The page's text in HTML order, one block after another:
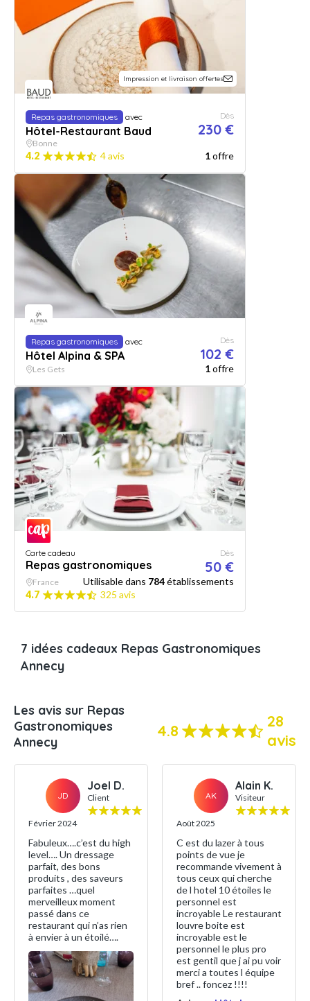
Impression et livraison offertes
Repas gastronomiques avec
Hôtel-Restaurant Baud
Dès
230 €
Bonne
4.2 4 avis 1offre
Repas gastronomiques avec
Hôtel Alpina & SPA
Dès
102 €
Les Gets 1offre
Carte cadeau
Repas gastronomiques
Dès
50 €
France Utilisable dans 784établissements
4.7
325 avis
7 idées cadeaux Repas Gastronomiques
Annecy
Les avis sur Repas
Gastronomiques
Annecy
4.8
28
avis
JD
Joel D.
Client
Février 2024
Fabuleux….c’est du high
level…. Un dressage
parfait, des bons
produits , des saveurs
parfaites …quel
merveilleux moment
passé dans ce
restaurant qui n’as rien
à envier à un étoilé….
AK
Alain K.
Visiteur
Août 2025
C est du lazer à tous
points de vue je
recommande vivement à
tous ceux qui cherche
de l hotel 10 étoiles le
personnel est
incroyable Le restaurant
louvre boite est
incroyable est le
personnel le plus pro
est gentil que j ai pu voir
merci a toutes l équipe
bref .. foncez !!!!